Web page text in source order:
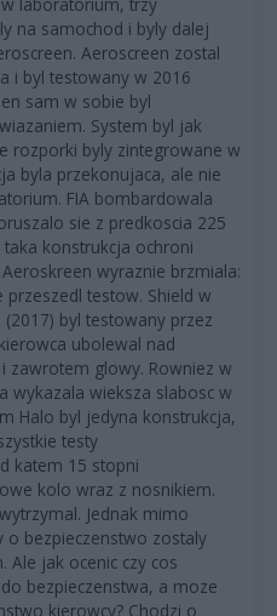
na samochod i byly dalej
Aeroscreen zostal
i byl testowany w 2016
sam w sobie byl
System byl jak
rozporki byly zintegrowane w
byla przekonujaca, ale nie
FIA bombardowala
sie z predkoscia 225
konstrukcja ochroni
wyraznie brzmiala:
testow. Shield w
byl testowany przez
ubolewal nad
zawrotem glowy. Rowniez w
wykazala wieksza slabosc w
Halo byl jedyna konstrukcja,
testy
katem 15 stopni
kolo wraz z nosnikiem.
Jednak mimo
bezpieczenstwo zostaly
Ale jak ocenic czy cos
bezpieczenstwa, a moze
kierowcy? Chodzi o